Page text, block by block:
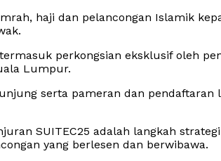
haji dan pelancongan Islamik
perkongsian eksklusif oleh
Lumpur.
serta pameran dan pendaftaran
SUITEC25 adalah langkah
yang berlesen dan berwibawa.